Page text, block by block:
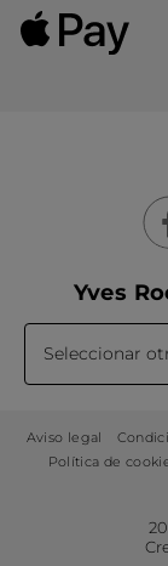
Yves
Seleccionar
Aviso legal
Política de